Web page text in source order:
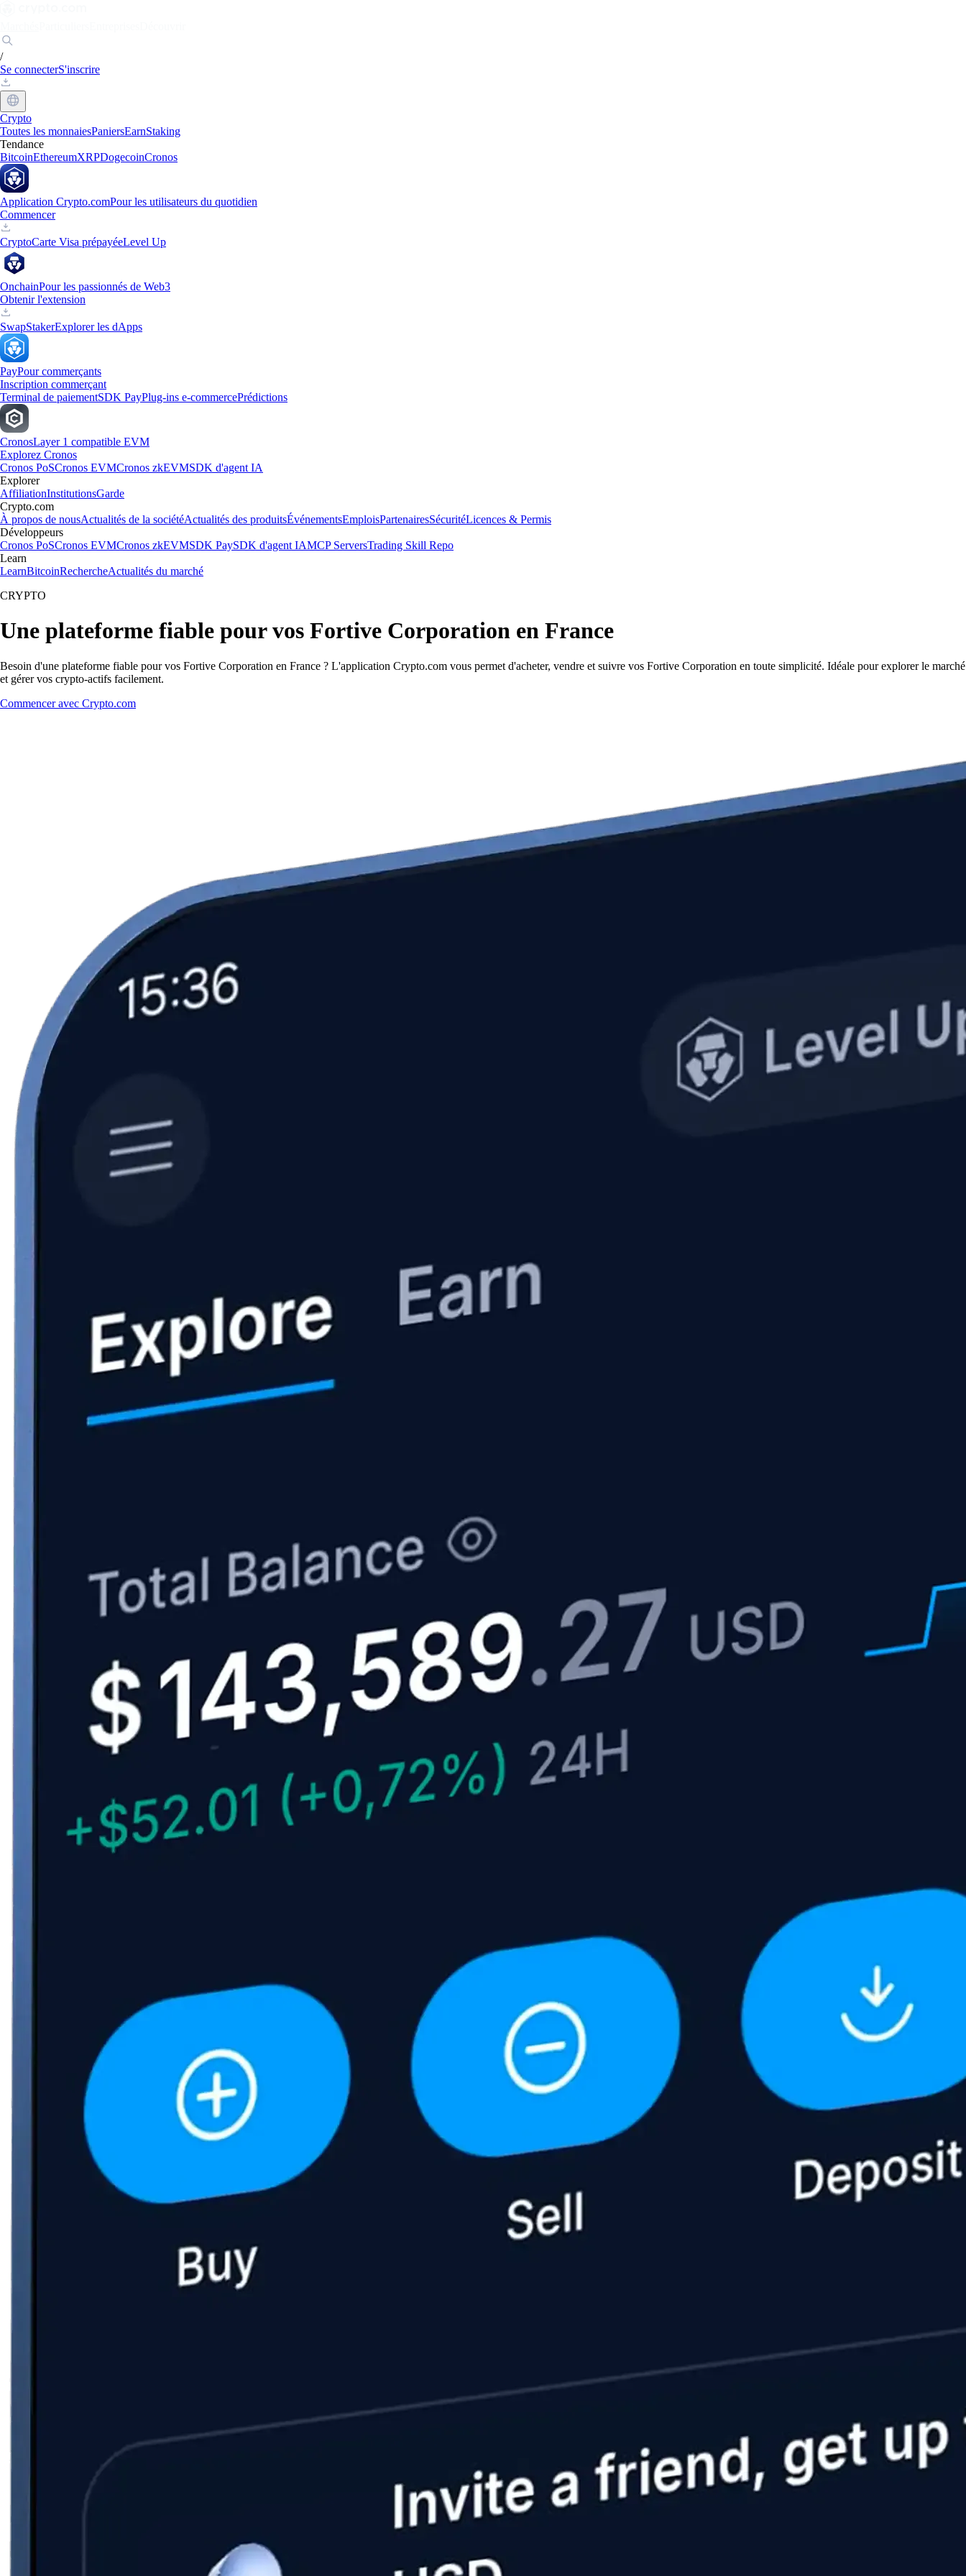
/
Se connecterS'inscrire
Crypto
Toutes les monnaiesPaniersEarnStaking
Tendance
BitcoinEthereumXRPDogecoinCronos
Application Crypto.comPour les utilisateurs du quotidien
Commencer
CryptoCarte Visa prépayéeLevel Up
OnchainPour les passionnés de Web3
Obtenir l'extension
SwapStakerExplorer les dApps
PayPour commerçants
Inscription commerçant
Terminal de paiementSDK PayPlug-ins e-commercePrédictions
CronosLayer 1 compatible EVM
Explorez Cronos
Cronos PoSCronos EVMCronos zkEVMSDK d'agent IA
Explorer
AffiliationInstitutionsGarde
Crypto.com
À propos de nousActualités de la sociétéActualités des produitsÉvénementsEmploisPartenairesSécuritéLicences & Permis
Développeurs
Cronos PoSCronos EVMCronos zkEVMSDK PaySDK d'agent IAMCP ServersTrading Skill Repo
Learn
LearnBitcoinRechercheActualités du marché
CRYPTO
Une plateforme fiable pour vos Fortive Corporation en France
Besoin d'une plateforme fiable pour vos Fortive Corporation en France ? L'application Crypto.com vous permet d'acheter, vendre et suivre vos Fortive Corporation en toute simplicité. Idéale pour explorer le marché
et gérer vos crypto-actifs facilement.
Commencer avec Crypto.com